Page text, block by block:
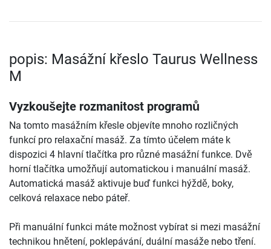
popis: Masážní křeslo Taurus Wellness
M
Vyzkoušejte rozmanitost programů
Na tomto masážním křesle objevíte mnoho rozličných
funkcí pro relaxační masáž. Za tímto účelem máte k
dispozici 4 hlavní tlačítka pro různé masážní funkce. Dvě
horní tlačítka umožňují automatickou i manuální masáž.
Automatická masáž aktivuje buď funkci hýždě, boky,
celková relaxace nebo páteř.
Při manuální funkci máte možnost vybírat si mezi masážní
technikou hnětení, poklepávání, duální masáže nebo tření.